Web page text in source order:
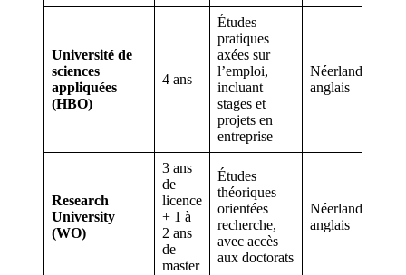
Université de
sciences
appliquées
(HBO)
4 ans
Études
pratiques
axées sur
l’emploi,
incluant
stages et
projets en
entreprise
Néerlandais et
anglais
Research
University
(WO)
3 ans
de
licence
+ 1 à
2 ans
de
master
Études
théoriques
orientées
recherche,
avec accès
aux doctorats
Néerlandais et
anglais